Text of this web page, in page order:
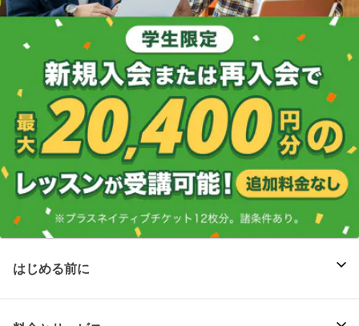
はじめる前に